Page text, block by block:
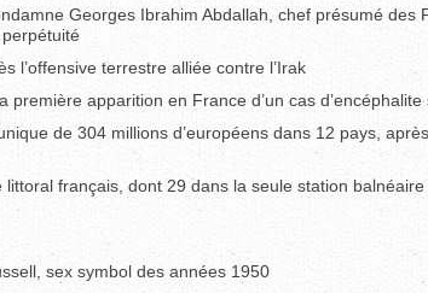
Georges Ibrahim Abdallah, chef présumé
l’offensive terrestre alliée contre l’Irak
première apparition en France d’un cas
de 304 millions d’européens dans 12 pays,
français, dont 29 dans la seule station
sex symbol des années 1950